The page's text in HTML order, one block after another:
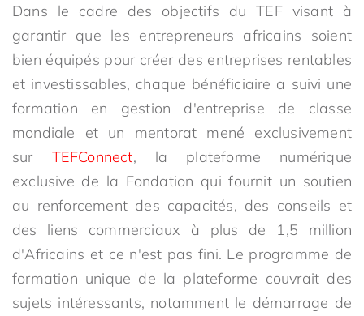
Dans le cadre des objectifs du TEF visant à
garantir que les entrepreneurs africains soient
bien équipés pour créer des entreprises rentables
et investissables, chaque bénéficiaire a suivi une
formation en gestion d'entreprise de classe
mondiale et un mentorat mené exclusivement
sur TEFConnect, la plateforme numérique
exclusive de la Fondation qui fournit un soutien
au renforcement des capacités, des conseils et
des liens commerciaux à plus de 1,5 million
d'Africains et ce n'est pas fini. Le programme de
formation unique de la plateforme couvrait des
sujets intéressants, notamment le démarrage de